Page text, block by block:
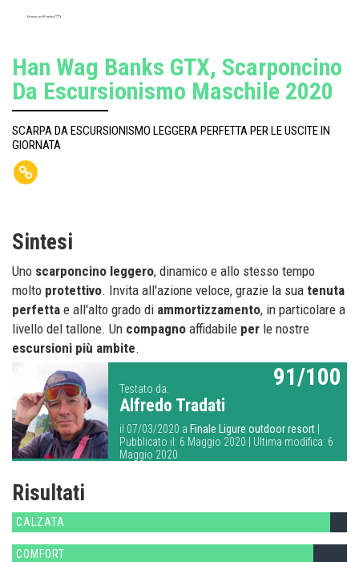
Hanwag Banks GTX
Han Wag Banks GTX, Scarponcino
Da Escursionismo Maschile 2020
SCARPA DA ESCURSIONISMO LEGGERA PERFETTA PER LE USCITE IN
GIORNATA
Sintesi
Uno scarponcino leggero, dinamico e allo stesso tempo
molto protettivo. Invita all'azione veloce, grazie la sua tenuta
perfetta e all'alto grado di ammortizzamento, in particolare a
livello del tallone. Un compagno affidabile per le nostre
escursioni più ambite.
Testato da:
Alfredo Tradati
il 07/03/2020 a Finale Ligure outdoor resort
Pubblicato il: 6 Maggio 2020 | Ultima modifica: 6
Maggio 2020
91/100
Risultati
CALZATA
COMFORT